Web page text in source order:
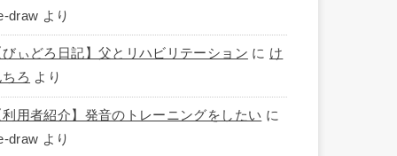
draw より
びぃどろ日記】父とリハビリテーション に け
ちろ より
利用者紹介】発音のトレーニングをしたい に
draw より